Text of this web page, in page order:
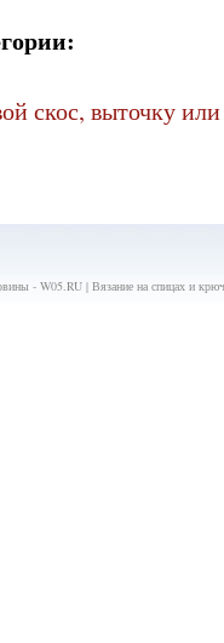
скос, выточку
- W05.RU | Вязание на спицах и